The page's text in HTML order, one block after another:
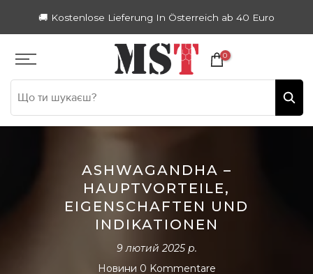
🚚 Kostenlose Lieferung In Österreich ab 40 Euro
0
ASHWAGANDHA –
HAUPTVORTEILE,
EIGENSCHAFTEN UND
INDIKATIONEN
9 лютий 2025 р.
Новини 0 Kommentare